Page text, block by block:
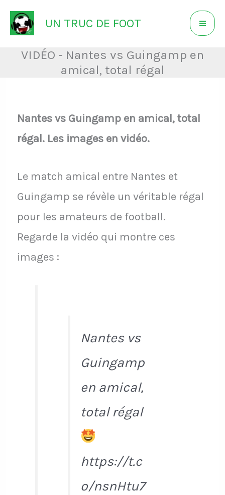
Aller
au
contenu
UN TRUC DE FOOT
VIDÉO - Nantes vs Guingamp en
amical, total régal
Nantes vs Guingamp en amical, total
régal. Les images en vidéo.
Le match amical entre Nantes et
Guingamp se révèle un véritable régal
pour les amateurs de football.
Regarde la vidéo qui montre ces
images :
Nantes vs
Guingamp
en amical,
total régal
https://t.c
o/nsnHtu7